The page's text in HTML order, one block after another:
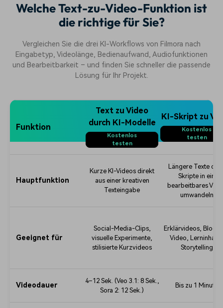
Welche Text-zu-Video-Funktion ist
die richtige für Sie?
Vergleichen Sie die drei KI-Workflows von Filmora nach
Eingabetyp, Videolänge, Bedienaufwand, Audiofunktionen
und Bearbeitbarkeit – und finden Sie schneller die passende
Lösung für Ihr Projekt.
Funktion
Text zu Video
durch KI-Modelle
Kostenlos
testen
KI-Skript zu
Kostenlos
testen
Hauptfunktion
Kurze KI-Videos direkt
aus einer kreativen
Texteingabe
Längere Texte
Skripte in ein
bearbeitbares
umwandeln
Geeignet für
Social-Media-Clips,
visuelle Experimente,
stilisierte Kurzvideos
Erklärvideos, Blog-
Video,
Storytelling
Videodauer
4–12 Sek. (Veo 3.1: 8 Sek.,
Sora 2: 12 Sek.)
Bis zu 1 Minute